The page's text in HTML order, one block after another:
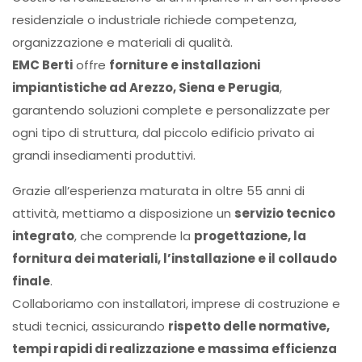
residenziale o industriale richiede competenza,
organizzazione e materiali di qualità.
EMC Bertioffre forniture e installazioni
impiantistiche ad Arezzo, Siena e Perugia,
garantendo soluzioni complete e personalizzate per
ogni tipo di struttura, dal piccolo edificio privato ai
grandi insediamenti produttivi.
Grazie all’esperienza maturata in oltre 55 anni di
attività, mettiamo a disposizione un servizio tecnico
integrato, che comprende la progettazione, la
fornitura dei materiali, l’installazione e il collaudo
finale.
Collaboriamo con installatori, imprese di costruzione e
studi tecnici, assicurando rispetto delle normative,
tempi rapidi di realizzazione e massima efficienza